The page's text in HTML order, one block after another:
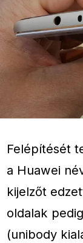
Felépítését
a Huawei
kijelzőt
oldalak
(unibody